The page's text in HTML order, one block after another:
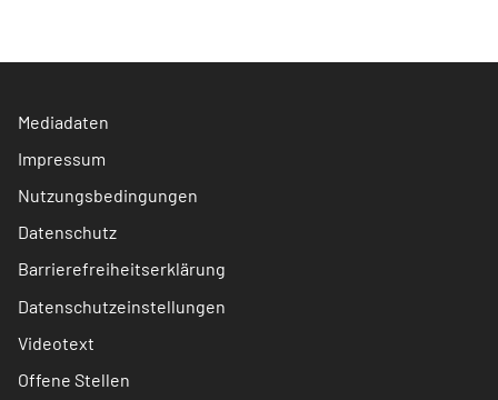
Mediadaten
Impressum
Nutzungsbedingungen
Datenschutz
Barrierefreiheitserklärung
Datenschutzeinstellungen
Videotext
Offene Stellen